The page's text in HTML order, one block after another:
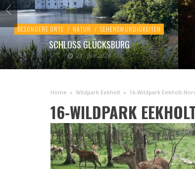
BESONDERE ORTE / NATUR / SEHENSWÜRDIGKEITEN
SCHLOSS GLÜCKSBURG
21. Juli 2026
Home » Wildpark Eekholt » 16-Wildpark Eekholt-
16-WILDPARK